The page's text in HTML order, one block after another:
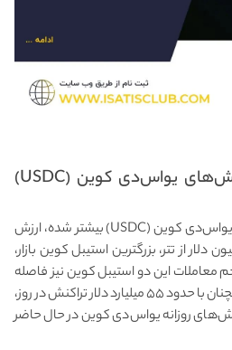
در حالی که تعداد تراکنش‌های یو‌اس‌دی کوین (USDC)
در حالی که تعداد تراکنش‌های یو‌اس‌دی کوین (USDC) بیشتر شده، ارزش
همچنان حدود ۱۲.۳ تریلیون دلار از تتر، بزرگترین استیبل کوین بازار،
این دو استیبل کوین نیز فاصله
بسیار زیادی با هم دارد و تتر همچنان با حدود ۵۵ میلیارد دلار تراکنش در روز،
روزانه یو‌اس‌دی کوین در حال حاضر